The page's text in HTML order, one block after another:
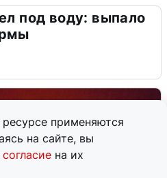
применяются
на сайте, вы
согласие на их
под воду: выпало